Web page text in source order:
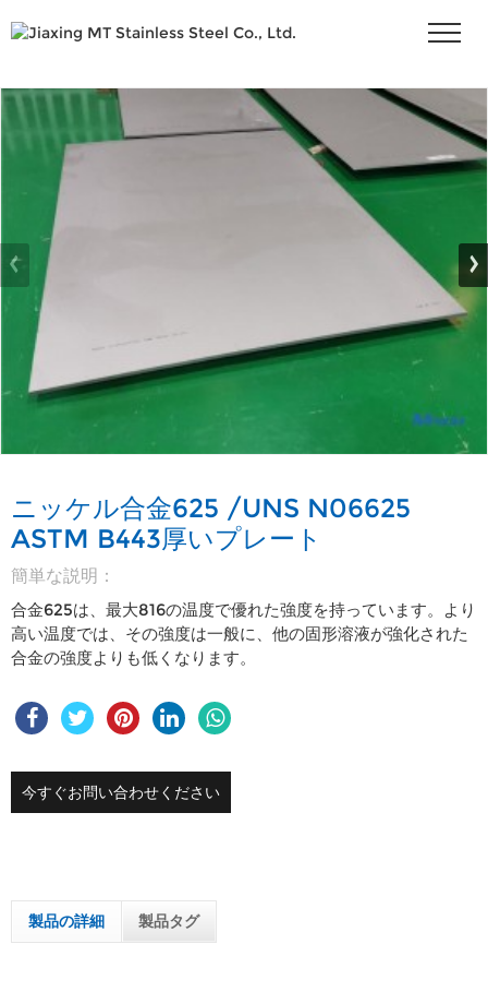
ニッケル合金625 /UNS N06625
ASTM B443厚いプレート
簡単な説明：
合金625は、最大816の温度で優れた強度を持っています。より
高い温度では、その強度は一般に、他の固形溶液が強化された
合金の強度よりも低くなります。
今すぐお問い合わせください
製品の詳細 製品タグ